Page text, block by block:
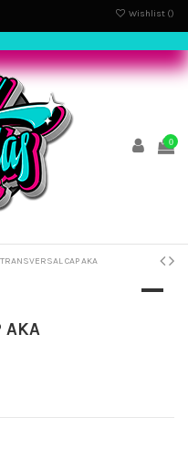
Wishlist ()
0
CAP AKA
AKA